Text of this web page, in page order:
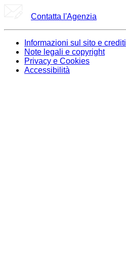
Contatta l'Agenzia
Informazioni sul sito e crediti
Note legali e copyright
Privacy e Cookies
Accessibilità